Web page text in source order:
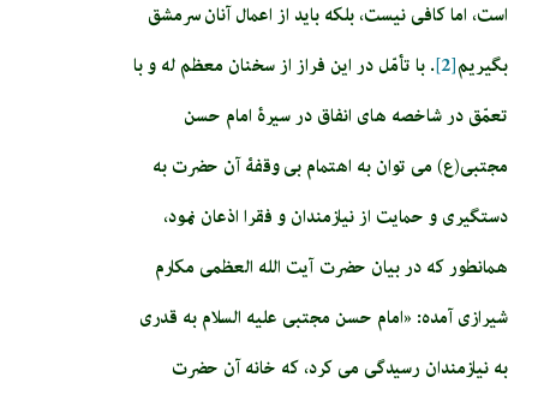
است، اما کافی نیست، بلکه باید از اعمال آنان سرمشق
بگیریم[2]
. با تأمّل در این فراز از سخنان معظم له و با
تعمّق در شاخصه های انفاق در سیرۀ امام حسن
مجتبی(ع) می توان به اهتمام بی وقفۀ آن حضرت به
دستگیری و حمایت از نیازمندان و فقرا اذعان نمود،
همانطور که در بیان حضرت آیت الله العظمی مکارم
شیرازی آمده: «امام‏ حسن‏ مجتبى عليه السلام به قدرى
به نيازمندان رسيدگى مى ‏كرد، كه خانه آن حضرت